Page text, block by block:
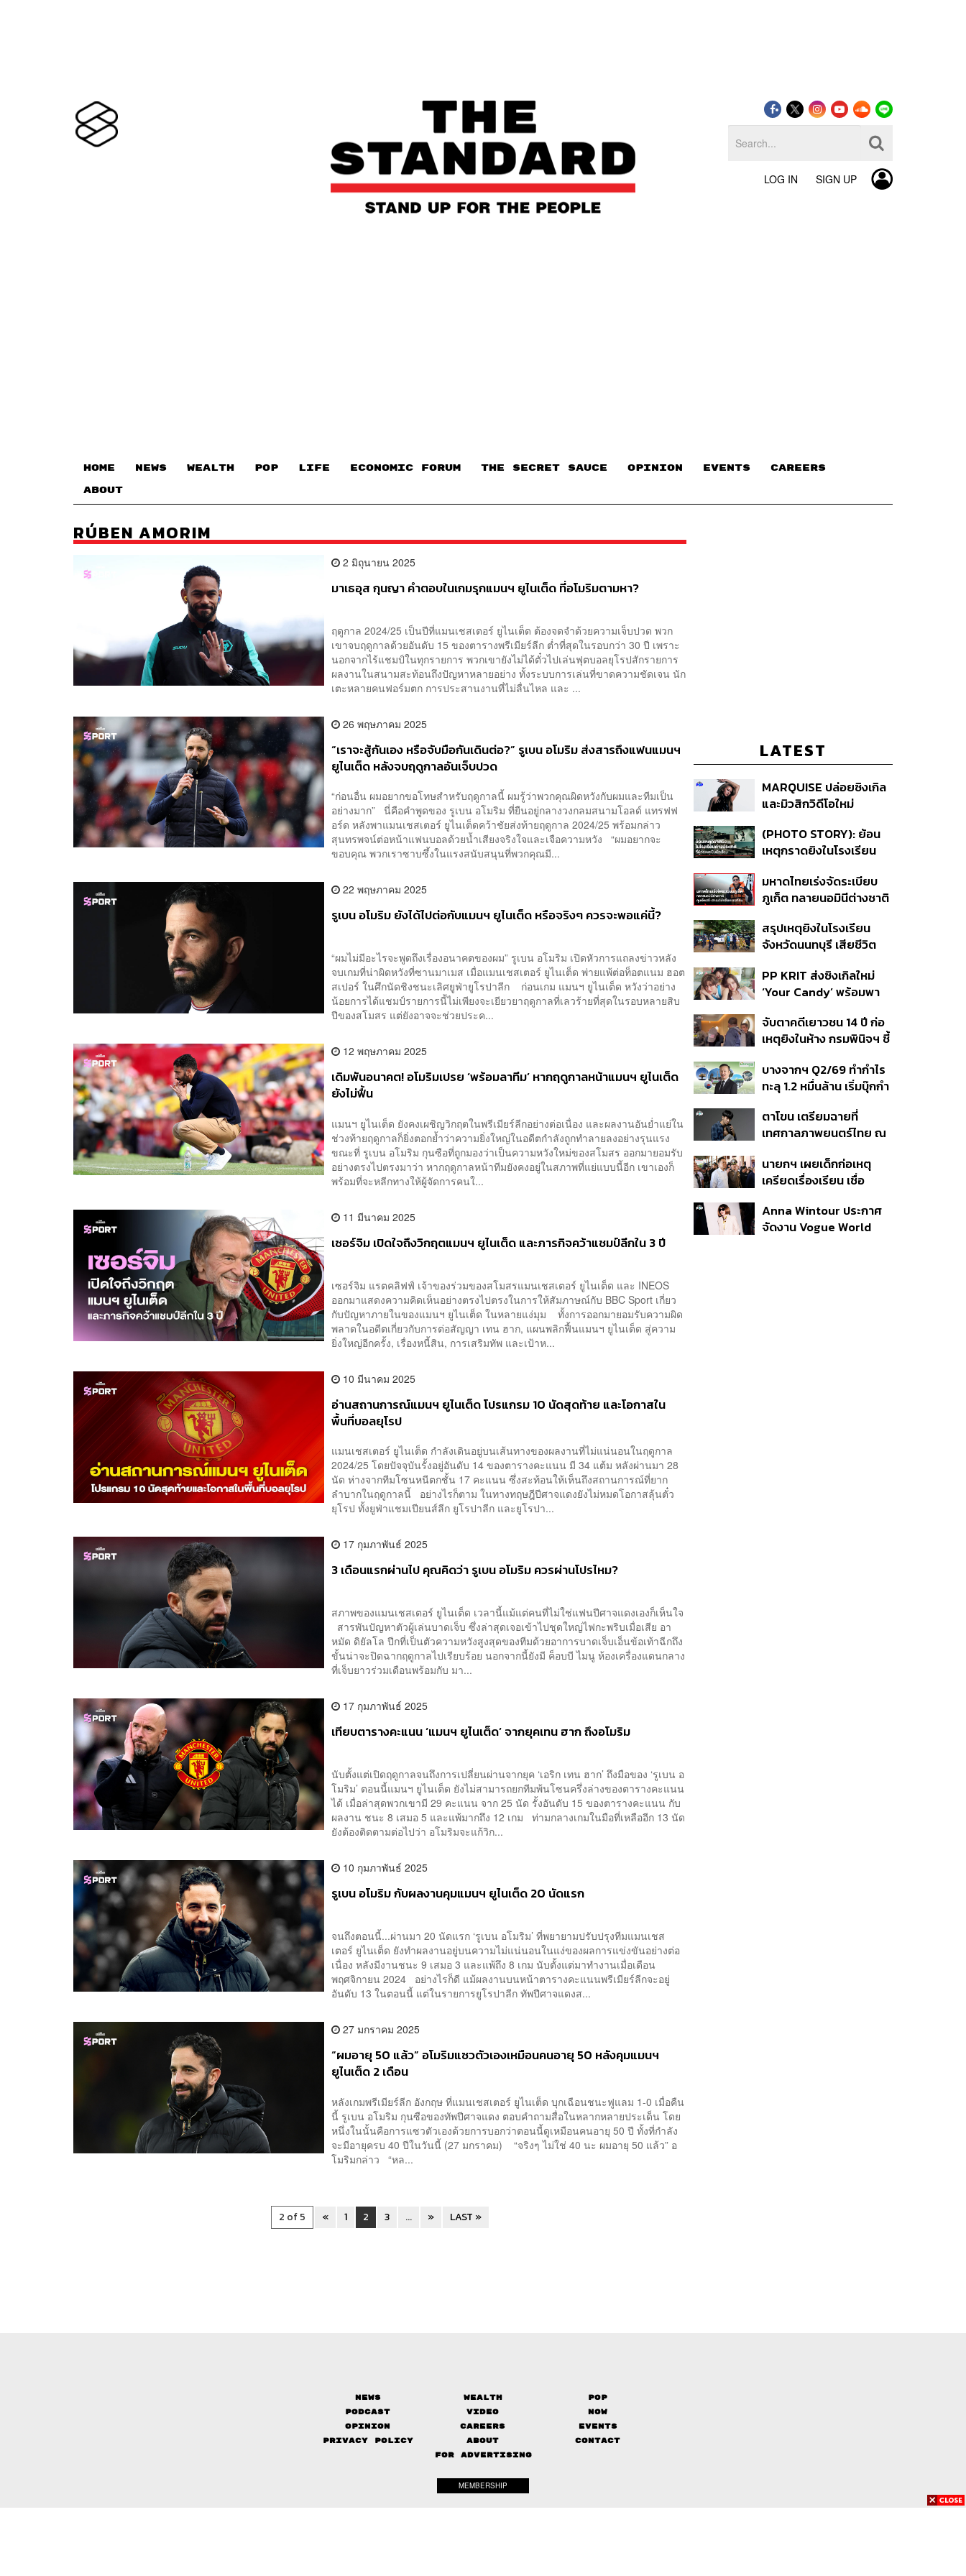
LOG IN SIGN UP
HOME NEWS WEALTH POP LIFE ECONOMIC FORUM THE SECRET SAUCE​ OPINION EVENTS CAREERS
ABOUT
RÚBEN AMORIM
2 มิถุนายน 2025
มาเธอุส กุนญา คำตอบในเกมรุกแมนฯ ยูไนเต็ด ที่อโมริมตามหา?
ฤดูกาล 2024/25 เป็นปีที่แมนเชสเตอร์ ยูไนเต็ด ต้องจดจำด้วยความเจ็บปวด พวก
เขาจบฤดูกาลด้วยอันดับ 15 ของตารางพรีเมียร์ลีก ต่ำที่สุดในรอบกว่า 30 ปี เพราะ
นอกจากไร้แชมป์ในทุกรายการ พวกเขายังไม่ได้ตั๋วไปเล่นฟุตบอลยุโรปสักรายการ
ผลงานในสนามสะท้อนถึงปัญหาหลายอย่าง ทั้งระบบการเล่นที่ขาดความชัดเจน นัก
เตะหลายคนฟอร์มตก การประสานงานที่ไม่ลื่นไหล และ ...
26 พฤษภาคม 2025
“เราจะสู้กันเอง หรือจับมือกันเดินต่อ?” รูเบน อโมริม ส่งสารถึงแฟนแมนฯ
ยูไนเต็ด หลังจบฤดูกาลอันเจ็บปวด
“ก่อนอื่น ผมอยากขอโทษสำหรับฤดูกาลนี้ ผมรู้ว่าพวกคุณผิดหวังกับผมและทีมเป็น
อย่างมาก” นี่คือคำพูดของ รูเบน อโมริม ที่ยืนอยู่กลางวงกลมสนามโอลด์ แทรฟฟ
อร์ด หลังพาแมนเชสเตอร์ ยูไนเต็ดคว้าชัยส่งท้ายฤดูกาล 2024/25 พร้อมกล่าว
สุนทรพจน์ต่อหน้าแฟนบอลด้วยน้ำเสียงจริงใจและเจือความหวัง “ผมอยากจะ
ขอบคุณ พวกเราซาบซึ้งในแรงสนับสนุนที่พวกคุณมี...
22 พฤษภาคม 2025
รูเบน อโมริม ยังได้ไปต่อกับแมนฯ ยูไนเต็ด หรือจริงๆ ควรจะพอแค่นี้?
“ผมไม่มีอะไรจะพูดถึงเรื่องอนาคตของผม”​ รูเบน อโมริม เปิดหัวการแถลงข่าวหลัง
จบเกมที่น่าผิดหวังที่ซานมาเมส เมื่อแมนเชสเตอร์​ ยูไนเต็ด พ่ายแพ้ต่อท็อตแนม ฮอต
สเปอร์ ในศึกนัดชิงชนะเลิศยูฟ่ายูโรปาลีก ก่อนเกม แมนฯ ยูไนเต็ด หวังว่าอย่าง
น้อยการได้แชมป์รายการนี้ไม่เพียงจะเยียวยาฤดูกาลที่เลวร้ายที่สุดในรอบหลายสิบ
ปีของสโมสร แต่ยังอาจจะช่วยประค...
12 พฤษภาคม 2025
เดิมพันอนาคต! อโมริมเปรย ‘พร้อมลาทีม’ หากฤดูกาลหน้าแมนฯ ยูไนเต็ด
ยังไม่ฟื้น
แมนฯ ยูไนเต็ด ยังคงเผชิญวิกฤตในพรีเมียร์ลีกอย่างต่อเนื่อง และผลงานอันย่ำแย่ใน
ช่วงท้ายฤดูกาลก็ยิ่งตอกย้ำว่าความยิ่งใหญ่ในอดีตกำลังถูกทำลายลงอย่างรุนแรง
ขณะที่ รูเบน อโมริม กุนซือที่ถูกมองว่าเป็นความหวังใหม่ของสโมสร ออกมายอมรับ
อย่างตรงไปตรงมาว่า หากฤดูกาลหน้าทีมยังคงอยู่ในสภาพที่แย่แบบนี้อีก เขาเองก็
พร้อมที่จะหลีกทางให้ผู้จัดการคนใ...
11 มีนาคม 2025
เซอร์จิม เปิดใจถึงวิกฤตแมนฯ ยูไนเต็ด และภารกิจคว้าแชมป์ลีกใน 3 ปี
เซอร์จิม แรตคลิฟฟ์ เจ้าของร่วมของสโมสรแมนเชสเตอร์ ยูไนเต็ด และ INEOS
ออกมาแสดงความคิดเห็นอย่างตรงไปตรงในการให้สัมภาษณ์กับ BBC Sport เกี่ยว
กับปัญหาภายในของแมนฯ ยูไนเต็ด ในหลายแง่มุม ทั้งการออกมายอมรับความผิด
พลาดในอดีตเกี่ยวกับการต่อสัญญา เทน ฮาก, แผนพลิกฟื้นแมนฯ ยูไนเต็ด สู่ความ
ยิ่งใหญ่อีกครั้ง, เรื่องหนี้สิน, การเสริมทัพ และเป้าห...
10 มีนาคม 2025
อ่านสถานการณ์แมนฯ ยูไนเต็ด โปรแกรม 10 นัดสุดท้าย และโอกาสใน
พื้นที่บอลยุโรป
แมนเชสเตอร์ ยูไนเต็ด กำลังเดินอยู่บนเส้นทางของผลงานที่ไม่แน่นอนในฤดูกาล
2024/25 โดยปัจจุบันรั้งอยู่อันดับ 14 ของตารางคะแนน มี 34 แต้ม หลังผ่านมา 28
นัด ห่างจากทีมโซนหนีตกชั้น 17 คะแนน ซึ่งสะท้อนให้เห็นถึงสถานการณ์ที่ยาก
ลำบากในฤดูกาลนี้ อย่างไรก็ตาม ในทางทฤษฎีปีศาจแดงยังไม่หมดโอกาสลุ้นตั๋ว
ยุโรป ทั้งยูฟ่าแชมเปียนส์ลีก ยูโรปาลีก และยูโรปา...
17 กุมภาพันธ์ 2025
3 เดือนแรกผ่านไป คุณคิดว่า รูเบน อโมริม ควรผ่านโปรไหม?
สภาพของแมนเชสเตอร์ ยูไนเต็ด เวลานี้แม้แต่คนที่ไม่ใช่แฟนปีศาจแดงเองก็เห็นใจ
สารพันปัญหาตัวผู้เล่นบาดเจ็บ ซึ่งล่าสุดเจอเข้าไปชุดใหญ่ไฟกะพริบเมื่อเสีย อา
หมัด ดิยัลโล ปีกที่เป็นตัวความหวังสูงสุดของทีมด้วยอาการบาดเจ็บเอ็นข้อเท้าฉีกถึง
ขั้นน่าจะปิดฉากฤดูกาลไปเรียบร้อย นอกจากนี้ยังมี ค็อบบี ไมนู ห้องเครื่องแดนกลาง
ที่เจ็บยาวร่วมเดือนพร้อมกับ มา...
17 กุมภาพันธ์ 2025
เทียบตารางคะแนน ‘แมนฯ ยูไนเต็ด’ จากยุคเทน ฮาก ถึงอโมริม
นับตั้งแต่เปิดฤดูกาลจนถึงการเปลี่ยนผ่านจากยุค ‘เอริก เทน ฮาก’ ถึงมือของ ‘รูเบน อ
โมริม’ ตอนนี้แมนฯ ยูไนเต็ด ยังไม่สามารถยกทีมพ้นโซนครึ่งล่างของตารางคะแนน
ได้ เมื่อล่าสุดพวกเขามี 29 คะแนน จาก 25 นัด รั้งอันดับ 15 ของตารางคะแนน กับ
ผลงาน ชนะ 8 เสมอ 5 และแพ้มากถึง 12 เกม ท่ามกลางเกมในมือที่เหลืออีก 13 นัด
ยังต้องติดตามต่อไปว่า อโมริมจะแก้วิก...
10 กุมภาพันธ์ 2025
รูเบน อโมริม กับผลงานคุมแมนฯ ยูไนเต็ด 20 นัดแรก
จนถึงตอนนี้...ผ่านมา 20 นัดแรก ‘รูเบน อโมริม’ ที่พยายามปรับปรุงทีมแมนเชส
เตอร์ ยูไนเต็ด ยังทำผลงานอยู่บนความไม่แน่นอนในแง่ของผลการแข่งขันอย่างต่อ
เนื่อง หลังมีงานชนะ 9 เสมอ 3 และแพ้ถึง 8 เกม นับตั้งแต่มาทำงานเมื่อเดือน
พฤศจิกายน 2024 อย่างไรก็ดี แม้ผลงานบนหน้าตารางคะแนนพรีเมียร์ลีกจะอยู่
อันดับ 13 ในตอนนี้ แต่ในรายการยูโรปาลีก ทัพปีศาจแดงส...
27 มกราคม 2025
“ผมอายุ 50 แล้ว” อโมริมแซวตัวเองเหมือนคนอายุ 50 หลังคุมแมนฯ
ยูไนเต็ด 2 เดือน
หลังเกมพรีเมียร์ลีก อังกฤษ ที่แมนเชสเตอร์ ยูไนเต็ด บุกเฉือนชนะฟูแลม 1-0 เมื่อคืน
นี้ รูเบน อโมริม กุนซือของทัพปีศาจแดง ตอบคำถามสื่อในหลากหลายประเด็น โดย
หนึ่งในนั้นคือการแซวตัวเองด้วยการบอกว่าตอนนี้ดูเหมือนคนอายุ 50 ปี ทั้งที่กำลัง
จะมีอายุครบ 40 ปีในวันนี้ (27 มกราคม) “จริงๆ ไม่ใช่ 40 นะ ผมอายุ 50 แล้ว” อ
โมริมกล่าว “หล...
2 of 5 « 1 2 3 ... » LAST »
LATEST
MARQUISE ปล่อยซิงเกิล
และมิวสิกวิดีโอใหม่
สัมพันธ์สุด Toxic
(PHOTO STORY): ย้อน
เหตุกราดยิงในโรงเรียน
นักเรียน
มหาดไทยเร่งจัดระเบียบ
ภูเก็ต ทลายนอมินีต่างชาติ
ที่ดิน เคลียร์ใบอนุญาต
โรงแรมค้าง 7 ปี
สรุปเหตุยิงในโรงเรียน
จังหวัดนนทบุรี เสียชีวิต
ปมค้นประวัติคดีกราดยิงที่
สหรัฐฯ
PP KRIT ส่งซิงเกิลใหม่
‘Your Candy’ พร้อมพา
สิกวิดีโอ
จับตาคดีเยาวชน 14 ปี ก่อ
เหตุยิงในห้าง กรมพินิจฯ ชี้
เนื่อง ประเมินปล่อยตัว
บางจากฯ Q2/69 ทำกำไร
ทะลุ 1.2 หมื่นล้าน เริ่มบุ๊กกำ
แรก หนุนรายได้ครึ่งปีทะลุ
3.2 แสนล้าน
ตาโขน เตรียมฉายที่
เทศกาลภาพยนตร์ไทย ณ
นายกฯ เผยเด็กก่อเหตุ
เครียดเรื่องเรียน เชื่อ
กระสุนอีกกว่า 30 นัด หาก
ไม่จบชีวิตตัวเองอาจสูญ
Anna Wintour ประกาศ
จัดงาน Vogue World
News Wealth
Pop
Podcast
Video
Now
Opinion
Careers
Events
Privacy Policy
About
Contact
FOR ADVERTISING
MEMBERSHIP